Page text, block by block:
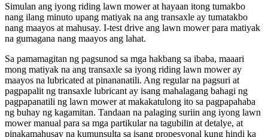
Simulan ang iyong riding lawn mower at hayaan itong tumakbo
nang ilang minuto upang matiyak na ang transaxle ay tumatakbo
nang maayos at mahusay. I-test drive ang lawn mower para matiyak
na gumagana nang maayos ang lahat.
Sa pamamagitan ng pagsunod sa mga hakbang sa ibaba, maaari
mong matiyak na ang transaxle sa iyong riding lawn mower ay
maayos na lubricated at pinananatili. Ang regular na pagsuri at
pagpapalit ng transaxle lubricant ay isang mahalagang bahagi ng
pagpapanatili ng lawn mower at makakatulong ito sa pagpapahaba
ng buhay ng kagamitan. Tandaan na palaging suriin ang iyong lawn
mower manual para sa mga partikular na tagubilin at detalye, at
pinakamahusay na kumunsulta sa isang propesyonal kung hindi ka